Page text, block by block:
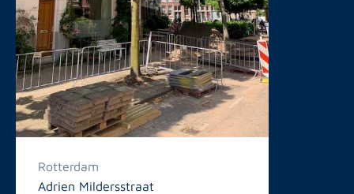
Rotterdam
Adrien Mildersstraat